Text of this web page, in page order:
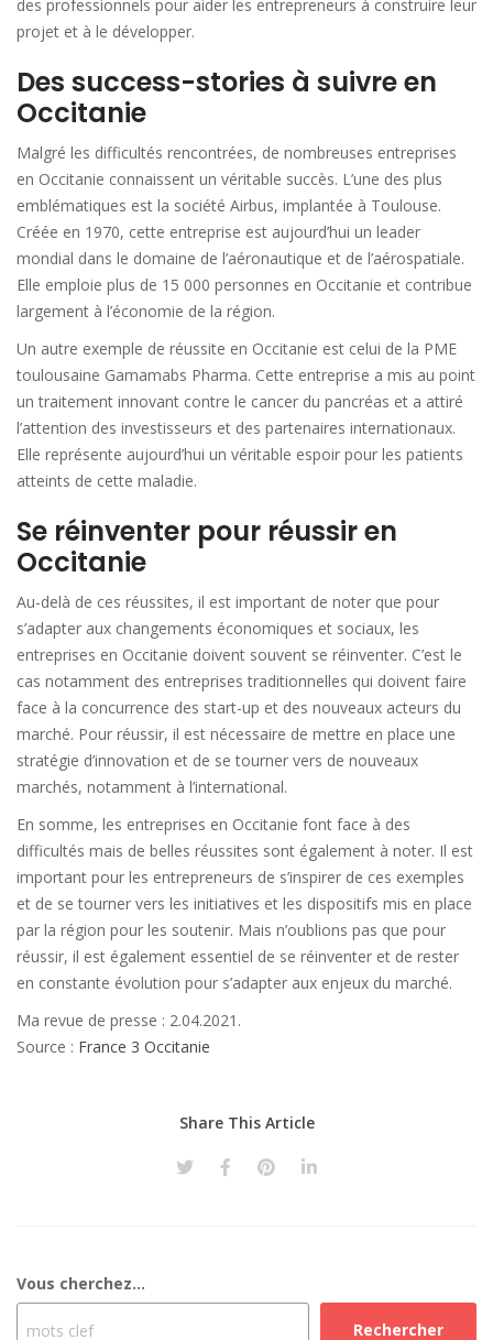
des professionnels pour aider les entrepreneurs à construire leur
projet et à le développer.
Des success-stories à suivre en
Occitanie
Malgré les difficultés rencontrées, de nombreuses entreprises
en Occitanie connaissent un véritable succès. L’une des plus
emblématiques est la société Airbus, implantée à Toulouse.
Créée en 1970, cette entreprise est aujourd’hui un leader
mondial dans le domaine de l’aéronautique et de l’aérospatiale.
Elle emploie plus de 15 000 personnes en Occitanie et contribue
largement à l’économie de la région.
Un autre exemple de réussite en Occitanie est celui de la PME
toulousaine Gamamabs Pharma. Cette entreprise a mis au point
un traitement innovant contre le cancer du pancréas et a attiré
l’attention des investisseurs et des partenaires internationaux.
Elle représente aujourd’hui un véritable espoir pour les patients
atteints de cette maladie.
Se réinventer pour réussir en
Occitanie
Au-delà de ces réussites, il est important de noter que pour
s’adapter aux changements économiques et sociaux, les
entreprises en Occitanie doivent souvent se réinventer. C’est le
cas notamment des entreprises traditionnelles qui doivent faire
face à la concurrence des start-up et des nouveaux acteurs du
marché. Pour réussir, il est nécessaire de mettre en place une
stratégie d’innovation et de se tourner vers de nouveaux
marchés, notamment à l’international.
En somme, les entreprises en Occitanie font face à des
difficultés mais de belles réussites sont également à noter. Il est
important pour les entrepreneurs de s’inspirer de ces exemples
et de se tourner vers les initiatives et les dispositifs mis en place
par la région pour les soutenir. Mais n’oublions pas que pour
réussir, il est également essentiel de se réinventer et de rester
en constante évolution pour s’adapter aux enjeux du marché.
Ma revue de presse : 2.04.2021.
Source : France 3 Occitanie
Share This Article
Vous cherchez...
Rechercher